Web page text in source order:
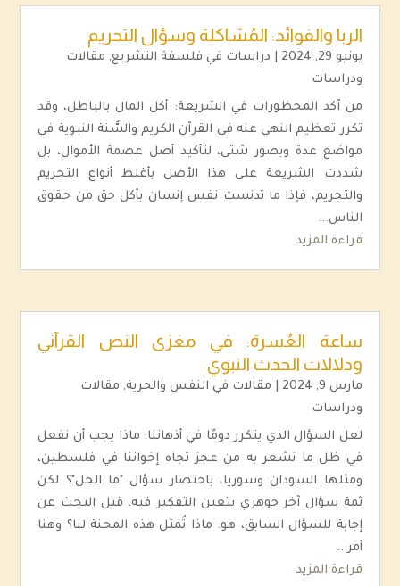
الربا والفوائد: المُشاكلة وسؤال التحريم
يونيو 29, 2024 دراسات في فلسفة التشريع, مقالات
ودراسات
من آكد المحظورات في الشريعة: أكل المال بالباطل، وقد
تكرر تعظيم النهي عنه في القرآن الكريم والسُّنة النبوية في
مواضع عدة وبصور شتى، لتأكيد أصل عصمة الأموال، بل
شددت الشريعة على هذا الأصل بأغلظ أنواع التحريم
والتجريم، فإذا ما تدنست نفس إنسان بأكل حق من حقوق
الناس...
قراءة المزيد
ساعة العُسرة: في مغزى النص القرآني
ودلالات الحدث النبوي
مارس 9, 2024 مقالات في النفس والحرية, مقالات
ودراسات
لعل السؤال الذي يتكرر دومًا في أذهاننا: ماذا يجب أن نفعل
في ظل ما نشعر به من عجز تجاه إخواننا في فلسطين،
ومثلها السودان وسوريا، باختصار سؤال "ما الحل"؟ لكن
ثمة سؤال آخر جوهري يتعين التفكير فيه، قبل البحث عن
إجابة للسؤال السابق، هو: ماذا تُمثل هذه المحنة لنا؟ وهنا
أمر...
قراءة المزيد